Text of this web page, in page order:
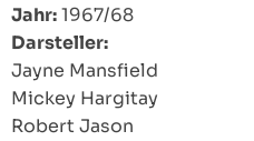
Jahr:1967/68
Darsteller:
Jayne Mansfield
Mickey Hargitay
Robert Jason